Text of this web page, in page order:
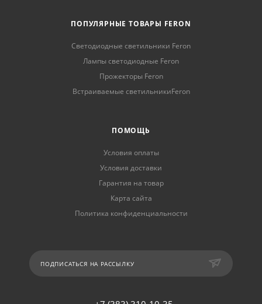
ПОПУЛЯРНЫЕ ТОВАРЫ FERON
Светодиодные светильники Feron
Лампы светодиодные Feron
Прожекторы Feron
Встраиваемые светильникиFeron
ПОМОЩЬ
Условия оплаты
Условия доставки
Гарантия на товар
Карта сайта
Политика конфиденциальности
ПОДПИСАТЬСЯ НА РАССЫЛКУ